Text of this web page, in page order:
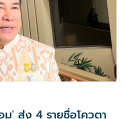
' ส่ง 4 รายชื่อโควตา